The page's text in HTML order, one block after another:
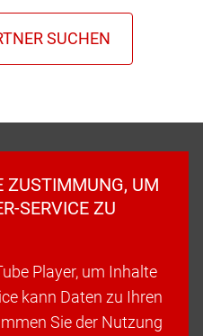
ZUSTIMMUNG, UM
SERVICE ZU
Player, um Inhalte
kann Daten zu Ihren
Sie der Nutzung